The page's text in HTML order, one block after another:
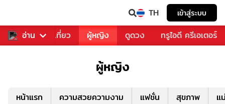
TH เข้าสู่ระบบ
อ่าน
อาหาร ท่องเที่ยว ผู้หญิง ดูดวง ทรูไอดี ครีเอเตอร์
ผู้หญิง
หน้าแรก ความสวยความงาม แฟชั่น สุขภาพ แ